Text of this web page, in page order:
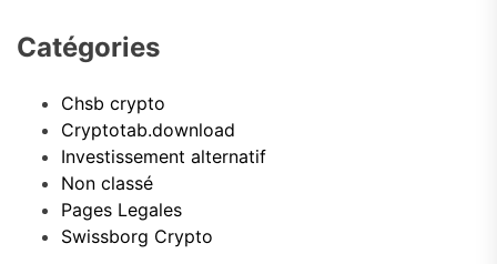
Catégories
Chsb crypto
Cryptotab.download
Investissement alternatif
Non classé
Pages Legales
Swissborg Crypto